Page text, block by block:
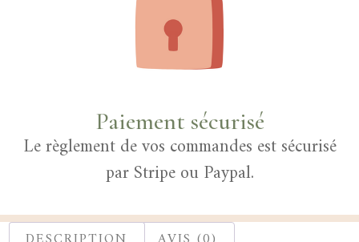
Paiement sécurisé
Le règlement de vos commandes est sécurisé
par Stripe ou Paypal.